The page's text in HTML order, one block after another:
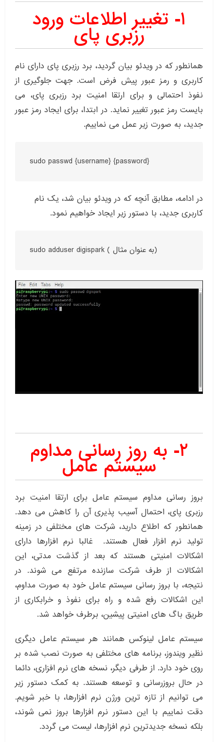
۱- تغییر اطلاعات ورود
رزبری پای
همانطور که در ویدئو بیان گردید، برد رزبری پای دارای نام
کاربری و رمز عبور پیش فرض است. جهت جلوگیری از
نفوذ احتمالی و برای ارتقا امنیت برد رزبری پای، می
بایست رمز عبور تغییر نماید. در ابتدا، برای ایجاد رمز عبور
جدید، به صورت زیر عمل می نماییم.
sudo passwd {username} {password}
در ادامه، مطابق آنچه که در ویدئو بیان شد، یک نام
کاربری جدید، با دستور زیر ایجاد خواهیم نمود.
sudo adduser digispark ( به عنوان مثال)
۲- به روز رسانی مداوم
سیستم عامل
بروز رسانی مداوم سیستم عامل برای ارتقا امنیت برد
رزبری پای، احتمال آسیب پذیری آن را کاهش می دهد.
همانطور که اطلاع دارید، شرکت های مختلفی در زمینه
تولید نرم افزار فعال هستند. غالبا نرم افزارها دارای
اشکالات امنیتی هستند که بعد از گذشت مدتی، این
اشکالات از طرف شرکت سازنده مرتفع می شوند. در
نتیجه، با بروز رسانی سیستم عامل خود به صورت مداوم،
این اشکالات رفع شده و راه برای نفوذ و خرابکاری از
طریق باگ های امنیتی پیشین، برطرف خواهد شد.
سیستم عامل لینوکس همانند هر سیستم عامل دیگری
نظیر ویندوز، برنامه های مختلفی به صورت نصب شده بر
روی خود دارد. از طرفی دیگر، نسخه های نرم افزاری، دائما
در حال بروزرسانی و توسعه هستند. به کمک دستور زیر
می توانیم از تازه ترین ورژن نرم افزارها، با خبر شویم.
دقت نماییم با این دستور نرم افزارها بروز نمی شوند،
بلکه نسخه جدیدترین نرم افزارها، لیست می گردد.